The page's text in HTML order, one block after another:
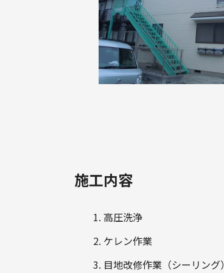
施工内容
高圧洗浄
ケレン作業
目地改修作業（シーリング）